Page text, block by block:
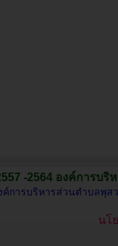
-2564 องค์การบริ
ค์การบริหารส่วนตำบลพุส
นโ